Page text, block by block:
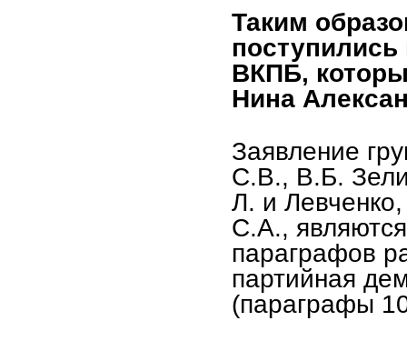
Таким
ВКПБ,
Нина
Заявление
С.В., В.Б.
Л. и
С.А.,
параграфов
партийная
(параграфы